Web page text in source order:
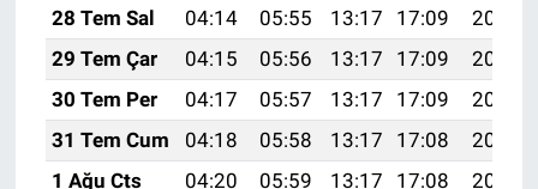
28 Tem Sal
04:14 05:55 13:17 17:09
20:29
29 Tem Çar
04:15 05:56 13:17 17:09
20:28
30 Tem Per
04:17 05:57 13:17 17:09
20:27
31 Tem Cum
04:18 05:58 13:17 17:08
20:26
1 Ağu Cts
04:20 05:59 13:17 17:08
20:25